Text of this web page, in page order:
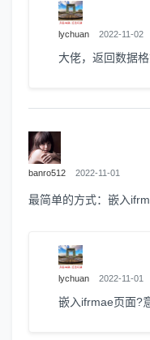
lychuan 2022-11-02
大佬，返回数据
banro512 2022-11-01
最简单的方式：嵌入
lychuan 2022-11-01
嵌入ifrmae页面?